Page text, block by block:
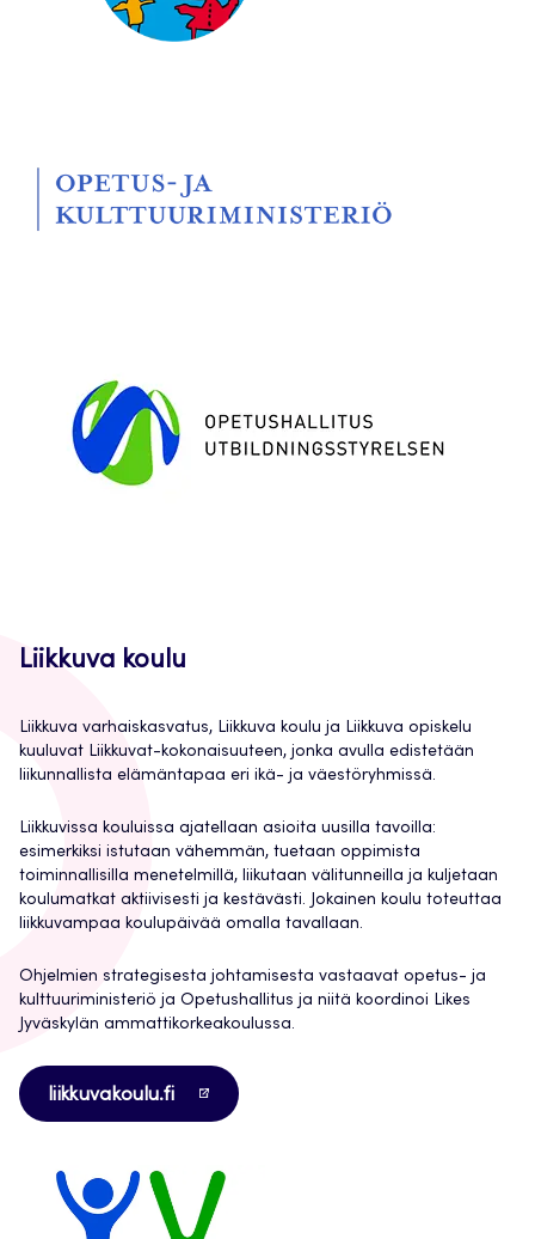
Liikkuva koulu
Liikkuva varhaiskasvatus, Liikkuva koulu ja Liikkuva opiskelu
kuuluvat Liikkuvat-kokonaisuuteen, jonka avulla edistetään
liikunnallista elämäntapaa eri ikä- ja väestöryhmissä.
Liikkuvissa kouluissa ajatellaan asioita uusilla tavoilla:
esimerkiksi istutaan vähemmän, tuetaan oppimista
toiminnallisilla menetelmillä, liikutaan välitunneilla ja kuljetaan
koulumatkat aktiivisesti ja kestävästi. Jokainen koulu toteuttaa
liikkuvampaa koulupäivää omalla tavallaan.
Ohjelmien strategisesta johtamisesta vastaavat opetus- ja
kulttuuriministeriö ja Opetushallitus ja niitä koordinoi Likes
Jyväskylän ammattikorkeakoulussa.
liikkuvakoulu.fi
Avautuu
uuteen